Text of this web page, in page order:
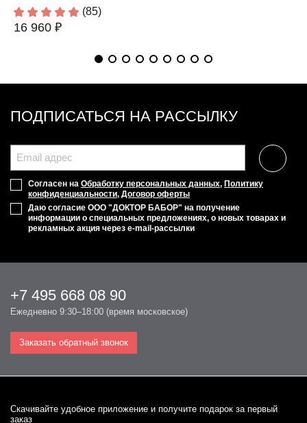
(85)
16 960 ₽
ПОДПИСАТЬСЯ НА РАССЫЛКУ
Согласен на Обработку персональных данных, Политику
конфиденциальности, Договор оферты
Даю согласие ООО "ДОКТОР БАБОР" на получение
информации о специальных предложениях, о новых товарах и
рекламных акция через e-mail-рассылки
+7 495 668 08 90
Ежедневно 9:30–18:00 (время московское)
Заказать обратный звонок
Cкачивайте удобное приложение и получите подарок за первый
заказ